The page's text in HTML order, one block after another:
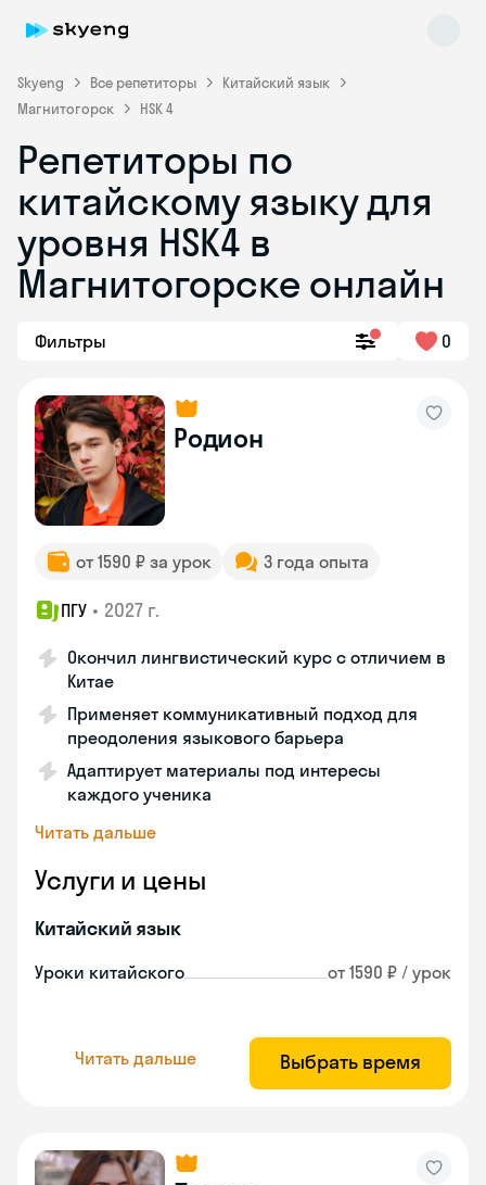
Skyeng Все репетиторы
Китайский язык
Магнитогорск
HSK 4
Репетиторы по
китайскому языку для
уровня HSK4 в
Магнитогорске онлайн
Фильтры 0
Родион
от 1590 ₽ за урок 3 года опыта
ПГУ • 2027 г.
Окончил лингвистический курс с отличием в
Китае
Применяет коммуникативный подход для
преодоления языкового барьера
Адаптирует материалы под интересы
каждого ученика
Читать дальше
Услуги и цены
Китайский язык
Уроки китайского от 1590 ₽ / урок
Читать дальше Выбрать время
Skyeng Chat
online